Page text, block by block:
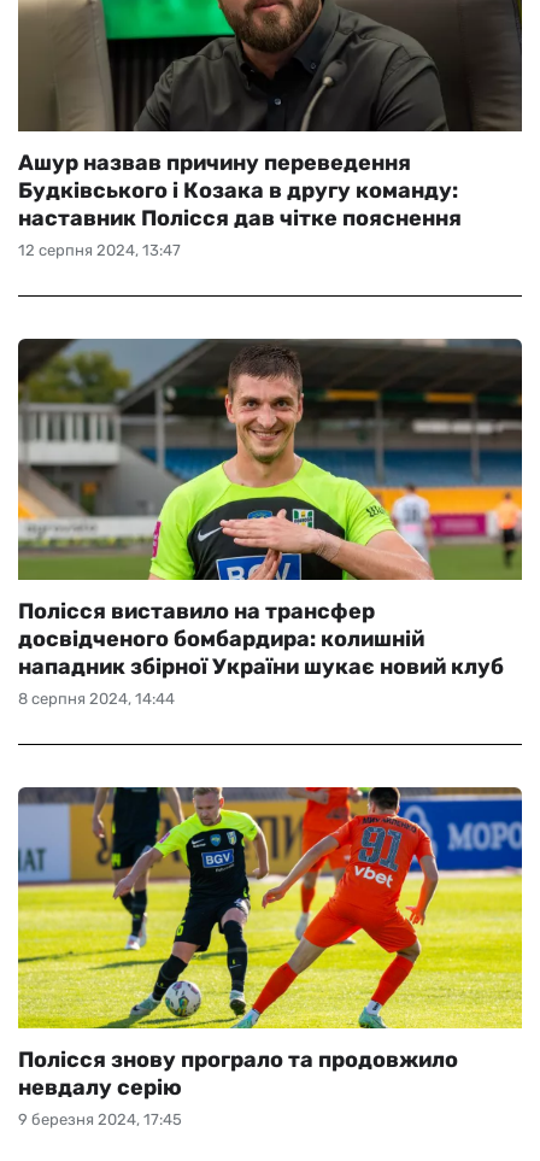
12 серпня 2024, 13:47
Ашур назвав причину переведення
Будківського і Козака в другу команду:
наставник Полісся дав чітке пояснення
8 серпня 2024, 14:44
Полісся виставило на трансфер
досвідченого бомбардира: колишній
нападник збірної України шукає новий клуб
9 березня 2024, 17:45
Полісся знову програло та продовжило
невдалу серію